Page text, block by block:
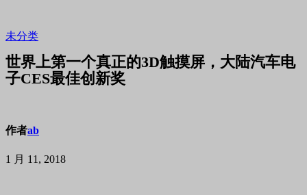
未分类
世界上第一个真正的3D触摸屏，大陆汽车电
子CES最佳创新奖
作者ab
1 月 11, 2018